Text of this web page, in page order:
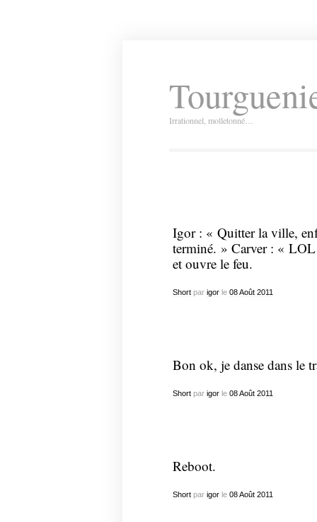
Irrationnel, molletonné…
Igor : « Quitter la ville,
terminé. » Carver : «
et ouvre le feu.
Shortpar igorle 08 Août 2011
Bon ok, je danse dans le
Shortpar igorle 08 Août 2011
Reboot.
Shortpar igorle 08 Août 2011